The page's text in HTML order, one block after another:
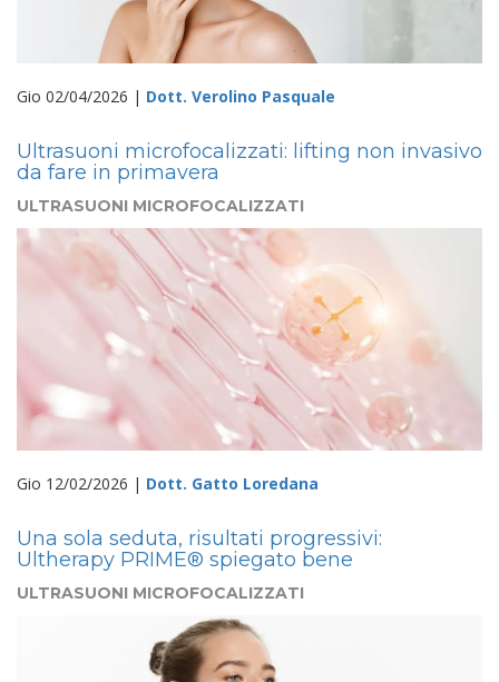
Gio 02/04/2026 | Dott. Verolino Pasquale
Ultrasuoni microfocalizzati: lifting non invasivo
da fare in primavera
ULTRASUONI MICROFOCALIZZATI
Gio 12/02/2026 | Dott. Gatto Loredana
Una sola seduta, risultati progressivi:
Ultherapy PRIME® spiegato bene
ULTRASUONI MICROFOCALIZZATI